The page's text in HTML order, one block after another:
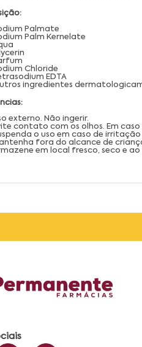
Palmate
Palm Kernelate
Chloride
EDTA
ingredientes
externo. Não ingerir.
contato com os olhos. Em
o uso em caso de
fora do alcance de
em local fresco, seco e